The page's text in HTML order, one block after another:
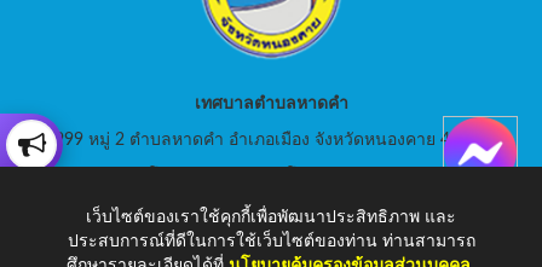
เทศบาลตำบลหาดคำ
999 หมู่ 2 ตำบลหาดคำ อำเภอเมือง จังหวัดหนองคาย 43000
E-Mail: saraban_05430105@dla.go.th
เว็บไซต์ของเราใช้คุกกี้เพื่อพัฒนาประสิทธิภาพ และ
ประสบการณ์ที่ดีในการใช้เว็บไซต์ของท่าน ท่านสามารถ